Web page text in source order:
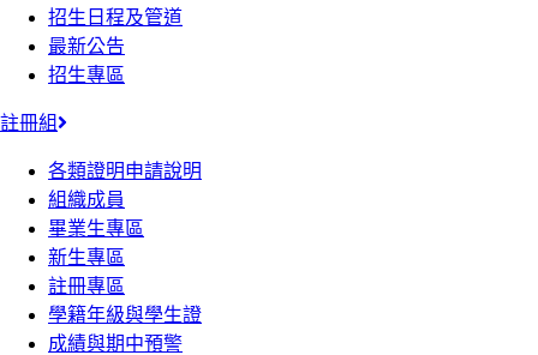
招生日程及管道
最新公告
招生專區
註冊組
各類證明申請說明
組織成員
畢業生專區
新生專區
註冊專區
學籍年級與學生證
成績與期中預警